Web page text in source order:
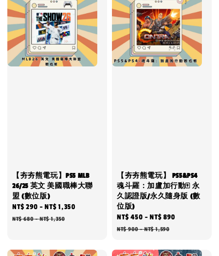
【夯夯熊電玩】PS5 MLB
26/25 英文 美國職棒大聯
盟 (數位版)
Sale
price
NT$ 290 -NT$ 1,350
NT$ 680-NT$ 1,350
【夯夯熊電玩】 PS5&PS4
魂斗羅：加盧加行動🀄 永
久認證版/永久隨身版 (數
位版)
Sale
price
NT$ 450 -NT$ 890
NT$ 900-NT$ 1,590